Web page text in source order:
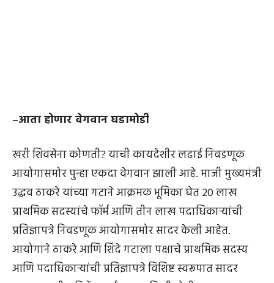
–आता होणार वेगवान घडामोडी
खरी शिवसेना कोणती? याची कायदेशीर लढाई निवडणूक
आयोगासमोर पुन्हा एकदा वेगवान झाली आहे. माजी मुख्यमंत्री
उद्धव ठाकरे यांच्या गटाने आक्रमक भूमिका घेत 20 लाख
प्राथमिक सदस्यांचे फॉर्म आणि तीन लाख पदाधिकाऱ्यांची
प्रतिज्ञापत्रे निवडणूक आयोगासमोर सादर केली आहेत.
आयोगाने ठाकरे आणि शिंदे गटाला पक्षाचे प्राथमिक सदस्य
आणि पदाधिकाऱ्यांची प्रतिज्ञापत्रे विशिष्ट स्वरूपात सादर